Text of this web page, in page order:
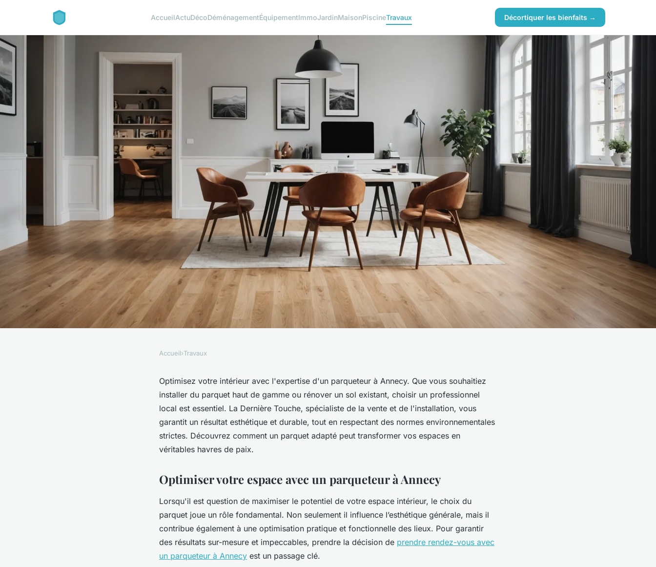
AccueilActuDécoDéménagementÉquipementImmoJardinMaisonPiscineTravaux Décortiquer les bienfaits →
Optimisez votre espace avec un
parqueteur à Annecy
Accueil›Travaux
Optimisez votre intérieur avec l'expertise d'un parqueteur à Annecy. Que vous souhaitiez
installer du parquet haut de gamme ou rénover un sol existant, choisir un professionnel
local est essentiel. La Dernière Touche, spécialiste de la vente et de l'installation, vous
garantit un résultat esthétique et durable, tout en respectant des normes environnementales
strictes. Découvrez comment un parquet adapté peut transformer vos espaces en
véritables havres de paix.
Optimiser votre espace avec un parqueteur à Annecy
Lorsqu'il est question de maximiser le potentiel de votre espace intérieur, le choix du
parquet joue un rôle fondamental. Non seulement il influence l’esthétique générale, mais il
contribue également à une optimisation pratique et fonctionnelle des lieux. Pour garantir
des résultats sur-mesure et impeccables, prendre la décision de prendre rendez-vous avec
un parqueteur à Annecy est un passage clé.